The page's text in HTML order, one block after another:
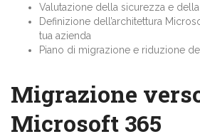
Valutazione della sicurezza e
Definizione dell’architettura
tua azienda
Piano di migrazione e riduzione
Migrazione
Microsoft 365